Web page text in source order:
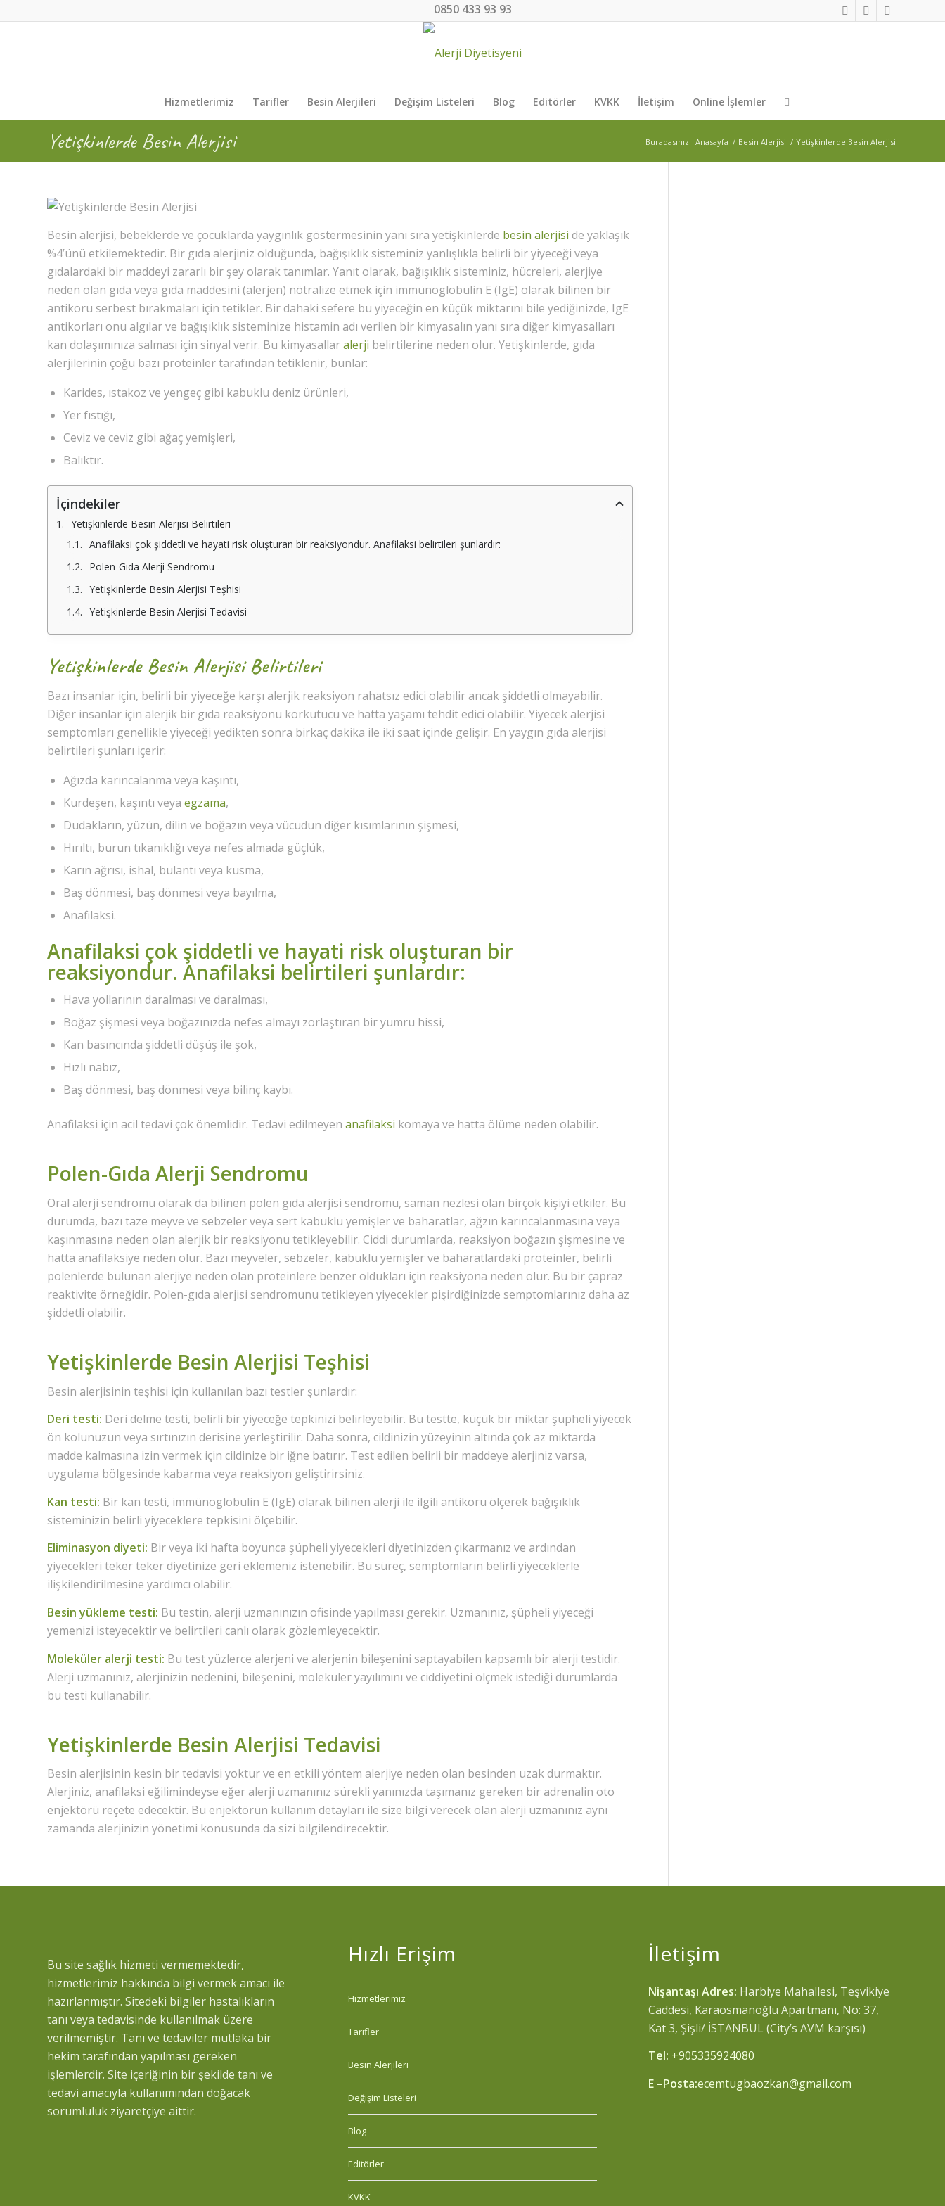
0850 433 93 93
Hizmetlerimiz Tarifler Besin Alerjileri Değişim Listeleri Blog Editörler KVKK İletişim Online İşlemler
Yetişkinlerde Besin Alerjisi Buradasınız: Anasayfa / Besin Alerjisi / Yetişkinlerde Besin Alerjisi
Besin alerjisi, bebeklerde ve çocuklarda yaygınlık göstermesinin yanı sıra yetişkinlerde besin alerjisi de yaklaşık
%4’ünü etkilemektedir. Bir gıda alerjiniz olduğunda, bağışıklık sisteminiz yanlışlıkla belirli bir yiyeceği veya
gıdalardaki bir maddeyi zararlı bir şey olarak tanımlar. Yanıt olarak, bağışıklık sisteminiz, hücreleri, alerjiye
neden olan gıda veya gıda maddesini (alerjen) nötralize etmek için immünoglobulin E (IgE) olarak bilinen bir
antikoru serbest bırakmaları için tetikler. Bir dahaki sefere bu yiyeceğin en küçük miktarını bile yediğinizde, IgE
antikorları onu algılar ve bağışıklık sisteminize histamin adı verilen bir kimyasalın yanı sıra diğer kimyasalları
kan dolaşımınıza salması için sinyal verir. Bu kimyasallaralerji belirtilerine neden olur. Yetişkinlerde, gıda
alerjilerinin çoğu bazı proteinler tarafından tetiklenir, bunlar:
Karides, ıstakoz ve yengeç gibi kabuklu deniz ürünleri,
Yer fıstığı,
Ceviz ve ceviz gibi ağaç yemişleri,
Balıktır.
İçindekiler
Yetişkinlerde Besin Alerjisi Belirtileri
Anafilaksi çok şiddetli ve hayati risk oluşturan bir reaksiyondur. Anafilaksi belirtileri şunlardır:
Polen-Gıda Alerji Sendromu
Yetişkinlerde Besin Alerjisi Teşhisi
Yetişkinlerde Besin Alerjisi Tedavisi
Yetişkinlerde Besin Alerjisi Belirtileri
Bazı insanlar için, belirli bir yiyeceğe karşı alerjik reaksiyon rahatsız edici olabilir ancak şiddetli olmayabilir.
Diğer insanlar için alerjik bir gıda reaksiyonu korkutucu ve hatta yaşamı tehdit edici olabilir. Yiyecek alerjisi
semptomları genellikle yiyeceği yedikten sonra birkaç dakika ile iki saat içinde gelişir. En yaygın gıda alerjisi
belirtileri şunları içerir:
Ağızda karıncalanma veya kaşıntı,
Kurdeşen, kaşıntı veya egzama,
Dudakların, yüzün, dilin ve boğazın veya vücudun diğer kısımlarının şişmesi,
Hırıltı, burun tıkanıklığı veya nefes almada güçlük,
Karın ağrısı, ishal, bulantı veya kusma,
Baş dönmesi, baş dönmesi veya bayılma,
Anafilaksi.
Anafilaksi çok şiddetli ve hayati risk oluşturan bir
reaksiyondur. Anafilaksi belirtileri şunlardır:
Hava yollarının daralması ve daralması,
Boğaz şişmesi veya boğazınızda nefes almayı zorlaştıran bir yumru hissi,
Kan basıncında şiddetli düşüş ile şok,
Hızlı nabız,
Baş dönmesi, baş dönmesi veya bilinç kaybı.
Anafilaksi için acil tedavi çok önemlidir. Tedavi edilmeyen anafilaksi komaya ve hatta ölüme neden olabilir.
Polen-Gıda Alerji Sendromu
Oral alerji sendromu olarak da bilinen polen gıda alerjisi sendromu, saman nezlesi olan birçok kişiyi etkiler. Bu
durumda, bazı taze meyve ve sebzeler veya sert kabuklu yemişler ve baharatlar, ağzın karıncalanmasına veya
kaşınmasına neden olan alerjik bir reaksiyonu tetikleyebilir. Ciddi durumlarda, reaksiyon boğazın şişmesine ve
hatta anafilaksiye neden olur. Bazı meyveler, sebzeler, kabuklu yemişler ve baharatlardaki proteinler, belirli
polenlerde bulunan alerjiye neden olan proteinlere benzer oldukları için reaksiyona neden olur. Bu bir çapraz
reaktivite örneğidir. Polen-gıda alerjisi sendromunu tetikleyen yiyecekler pişirdiğinizde semptomlarınız daha az
şiddetli olabilir.
Yetişkinlerde Besin Alerjisi Teşhisi
Besin alerjisinin teşhisi için kullanılan bazı testler şunlardır:
Deri testi: Deri delme testi, belirli bir yiyeceğe tepkinizi belirleyebilir. Bu testte, küçük bir miktar şüpheli yiyecek
ön kolunuzun veya sırtınızın derisine yerleştirilir. Daha sonra, cildinizin yüzeyinin altında çok az miktarda
madde kalmasına izin vermek için cildinize bir iğne batırır. Test edilen belirli bir maddeye alerjiniz varsa,
uygulama bölgesinde kabarma veya reaksiyon geliştirirsiniz.
Kan testi: Bir kan testi, immünoglobulin E (IgE) olarak bilinen alerji ile ilgili antikoru ölçerek bağışıklık
sisteminizin belirli yiyeceklere tepkisini ölçebilir.
Eliminasyon diyeti: Bir veya iki hafta boyunca şüpheli yiyecekleri diyetinizden çıkarmanız ve ardından
yiyecekleri teker teker diyetinize geri eklemeniz istenebilir. Bu süreç, semptomların belirli yiyeceklerle
ilişkilendirilmesine yardımcı olabilir.
Besin yükleme testi: Bu testin, alerji uzmanınızın ofisinde yapılması gerekir. Uzmanınız, şüpheli yiyeceği
yemenizi isteyecektir ve belirtileri canlı olarak gözlemleyecektir.
Moleküler alerji testi: Bu test yüzlerce alerjeni ve alerjenin bileşenini saptayabilen kapsamlı bir alerji testidir.
Alerji uzmanınız, alerjinizin nedenini, bileşenini, moleküler yayılımını ve ciddiyetini ölçmek istediği durumlarda
bu testi kullanabilir.
Yetişkinlerde Besin Alerjisi Tedavisi
Besin alerjisinin kesin bir tedavisi yoktur ve en etkili yöntem alerjiye neden olan besinden uzak durmaktır.
Alerjiniz, anafilaksi eğilimindeyse eğer alerji uzmanınız sürekli yanınızda taşımanız gereken bir adrenalin oto
enjektörü reçete edecektir. Bu enjektörün kullanım detayları ile size bilgi verecek olan alerji uzmanınız aynı
zamanda alerjinizin yönetimi konusunda da sizi bilgilendirecektir.
Bu site sağlık hizmeti vermemektedir,
hizmetlerimiz hakkında bilgi vermek amacı ile
hazırlanmıştır. Sitedeki bilgiler hastalıkların
tanı veya tedavisinde kullanılmak üzere
verilmemiştir. Tanı ve tedaviler mutlaka bir
hekim tarafından yapılması gereken
işlemlerdir. Site içeriğinin bir şekilde tanı ve
tedavi amacıyla kullanımından doğacak
sorumluluk ziyaretçiye aittir.
Hızlı Erişim
Hizmetlerimiz
Tarifler
Besin Alerjileri
Değişim Listeleri
Blog
Editörler
KVKK
İletişim
Nişantaşı Adres: Harbiye Mahallesi, Teşvikiye
Caddesi, Karaosmanoğlu Apartmanı, No: 37,
Kat 3, Şişli/ İSTANBUL (City’s AVM karşısı)
Tel: +905335924080
E –Posta:ecemtugbaozkan@gmail.com